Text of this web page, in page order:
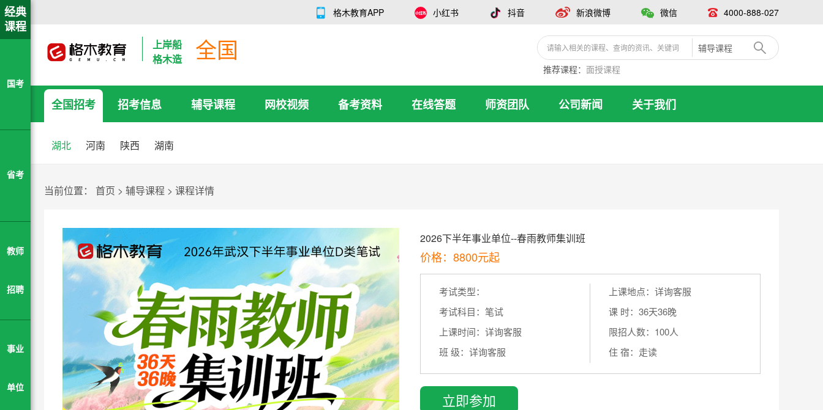
格木教育APP 小红书 抖音 新浪微博 微信 4000-888-027
上岸船
格木造
全国
辅导课程
推荐课程： 面授课程
全国招考 招考信息 辅导课程 网校视频 备考资料 在线答题 师资团队 公司新闻 关于我们
湖北 河南 陕西 湖南
经典
课程
国考
省考
教师
招聘
事业
单位
当前位置： 首页 > 辅导课程 > 课程详情
2026下半年事业单位--春雨教师集训班
价格：8800元起
考试类型：
考试科目：笔试
上课时间：详询客服
班 级：详询客服
上课地点：详询客服
课 时：36天36晚
限招人数：100人
住 宿：走读
立即参加